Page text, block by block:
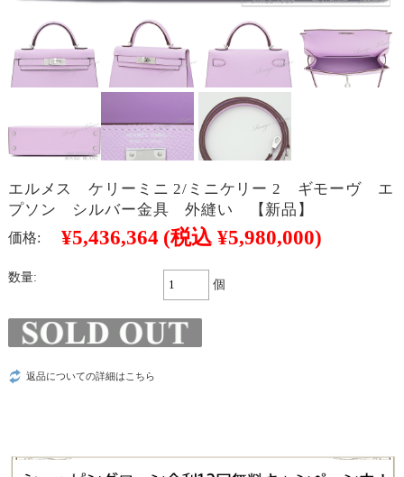
エルメス ケリーミニ 2/ミニケリー 2 ギモーヴ エ
プソン シルバー金具 外縫い 【新品】
価格: ¥5,436,364 (税込 ¥5,980,000)
数量:
個
返品についての詳細はこちら